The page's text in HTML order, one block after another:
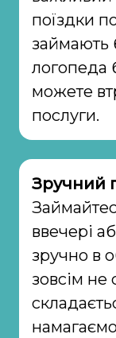
поїздки
займають
логопеда
можете
послуги.
Зручний
ввечері
зручно в
зовсім не